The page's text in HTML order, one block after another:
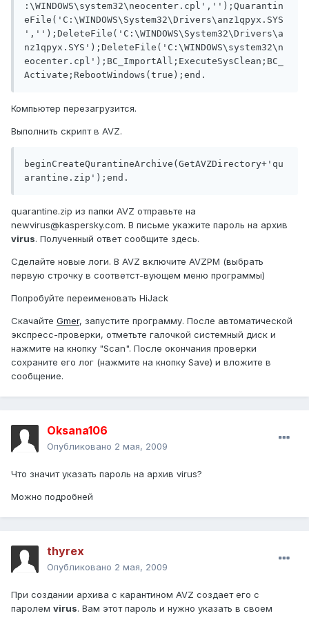
:\WINDOWS\system32\neocenter.cpl','');Quarantin
eFile('C:\WINDOWS\System32\Drivers\anz1qpyx.SYS
','');DeleteFile('C:\WINDOWS\System32\Drivers\a
nz1qpyx.SYS');DeleteFile('C:\WINDOWS\system32\n
eocenter.cpl');BC_ImportAll;ExecuteSysClean;BC_
Activate;RebootWindows(true);end.
Компьютер перезагрузится.
Выполнить скрипт в AVZ.
beginCreateQurantineArchive(GetAVZDirectory+'qu
arantine.zip');end.
quarantine.zip из папки AVZ отправьте на
newvirus@kaspersky.com. В письме укажите пароль на архив
virus. Полученный ответ сообщите здесь.
Сделайте новые логи. В AVZ включите AVZPM (выбрать
первую строчку в соответст-вующем меню программы)
Попробуйте переименовать HiJack
Скачайте Gmer, запустите программу. После автоматической
экспресс-проверки, отметьте галочкой системный диск и
нажмите на кнопку "Scan". После окончания проверки
сохраните его лог (нажмите на кнопку Save) и вложите в
сообщение.
Oksana106
Опубликовано 2 мая, 2009
Что значит указать пароль на архив virus?
Можно подробней
thyrex
Опубликовано 2 мая, 2009
При создании архива с карантином AVZ создает его с
паролем virus. Вам этот пароль и нужно указать в своем